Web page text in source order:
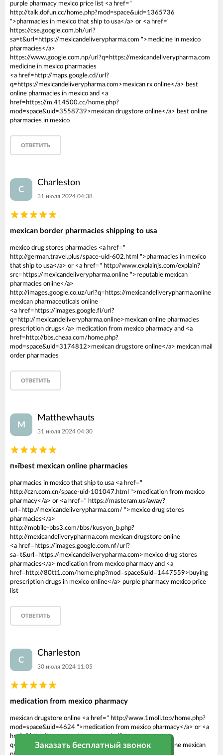
purple pharmacy mexico price list <a href="
http://talk.dofun.cc/home.php?mod=space&uid=1365736
">pharmacies in mexico that ship to usa</a> or <a href="
https://cse.google.com.bh/url?
sa=t&url=https://mexicandeliverypharma.com ">medicine in mexico
pharmacies</a>
https://www.google.com.np/url?q=https://mexicandeliverypharma.com
medicine in mexico pharmacies
<a href=http://maps.google.cd/url?
q=https://mexicandeliverypharma.com>mexican rx online</a> best
online pharmacies in mexico and <a
href=https://m.414500.cc/home.php?
mod=space&uid=3558739>mexican drugstore online</a> best online
pharmacies in mexico
ОТВЕТИТЬ
C
Charleston
31 июля 2024 04:38
mexican border pharmacies shipping to usa
mexico drug stores pharmacies <a href="
http://german.travel.plus/space-uid-602.html ">pharmacies in mexico
that ship to usa</a> or <a href=" http://www.explainjs.com/explain?
src=https://mexicandeliverypharma.online ">reputable mexican
pharmacies online</a>
http://images.google.co.uz/url?q=https://mexicandeliverypharma.online
mexican pharmaceuticals online
<a href=https://images.google.fi/url?
q=http://mexicandeliverypharma.online>mexican online pharmacies
prescription drugs</a> medication from mexico pharmacy and <a
href=http://bbs.cheaa.com/home.php?
mod=space&uid=3174812>mexican drugstore online</a> mexican mail
order pharmacies
ОТВЕТИТЬ
M
Matthewhauts
31 июля 2024 04:30
п»їbest mexican online pharmacies
pharmacies in mexico that ship to usa <a href="
http://czn.com.cn/space-uid-101047.html ">medication from mexico
pharmacy</a> or <a href=" https://masteram.us/away?
url=http://mexicandeliverypharma.com/ ">mexico drug stores
pharmacies</a>
http://mobile-bbs3.com/bbs/kusyon_b.php?
http://mexicandeliverypharma.com mexican drugstore online
<a href=https://images.google.com.nf/url?
sa=t&url=https://mexicandeliverypharma.com>mexico drug stores
pharmacies</a> medication from mexico pharmacy and <a
href=http://80tt1.com/home.php?mod=space&uid=1447559>buying
prescription drugs in mexico online</a> purple pharmacy mexico price
list
ОТВЕТИТЬ
C
Charleston
30 июля 2024 11:05
medication from mexico pharmacy
mexican drugstore online <a href=" http://www.1moli.top/home.php?
mod=space&uid=4624 ">medication from mexico pharmacy</a> or <a
href=" http://maps.google.com.mm/url?
q=http://mexicandeliverypharma.online ">buying from online mexican
Заказать бесплатный звонок